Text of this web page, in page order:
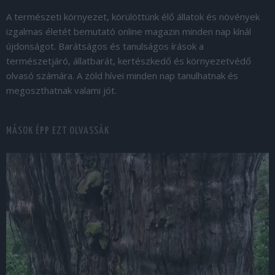
A természeti környezet, körülöttünk élő állatok és növények
izgalmas életét bemutató online magazin minden nap kínál
újdonságot. Barátságos és tanulságos írások a
természetjáró, állatbarát, kertészkedő és környezetvédő
olvasó számára. A zöld hívei minden nap tanulhatnak és
megoszthatnak valami jót.
MÁSOK ÉPP EZT OLVASSÁK